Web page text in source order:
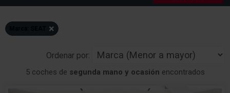
×
Ordenar por:
5 coches de segunda mano y ocasión encontrados